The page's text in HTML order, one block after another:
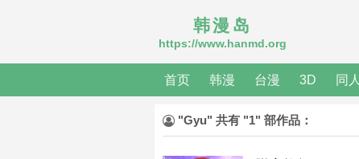
韩漫岛
https://www.hanmd.org
首页 韩漫 台漫 3D 同人
"Gyu" 共有 "1" 部作品：